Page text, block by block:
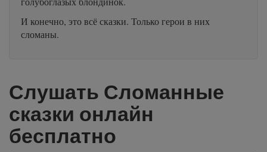
И конечно, это всё сказки. Только герои в них
сломаны.
Слушать Сломанные
сказки онлайн
бесплатно